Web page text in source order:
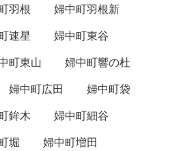
羽根
婦中町羽根新
速星
婦中町東谷
町東山
婦中町響の杜
婦中町広田
婦中町袋
鉾木
婦中町細谷
堀
婦中町増田